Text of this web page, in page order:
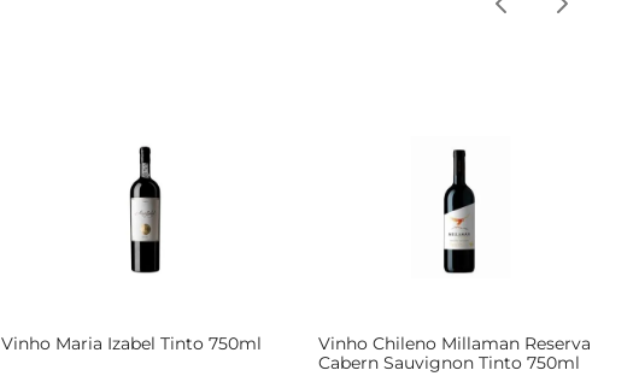
Vinho Maria Izabel Tinto 750ml
Vinho Chileno Millaman Reserva
Cabern Sauvignon Tinto 750ml